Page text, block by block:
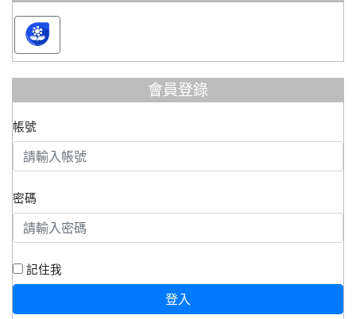
會員登錄
帳號
密碼
記住我
登入